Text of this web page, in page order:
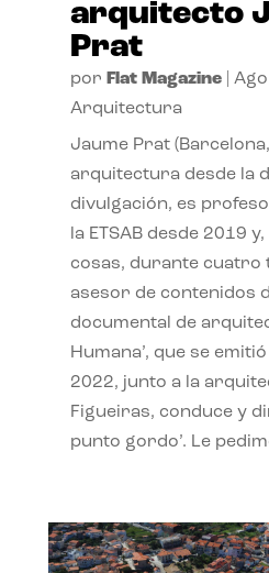
arquitecto
Prat
por Flat Magazine|
Arquitectura
Jaume Prat
arquitectura desde la
divulgación, es
la ETSAB desde 2019
cosas, durante cuatro
asesor de contenidos
documental de
Humana’, que se
2022, junto a la
Figueiras, conduce y
punto gordo’. Le